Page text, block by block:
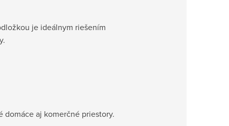
je ideálnym riešením
aj komerčné priestory.